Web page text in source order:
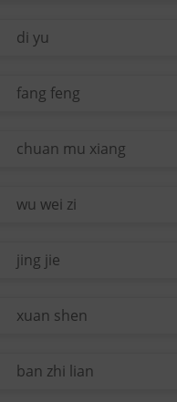
di yu
fang feng
chuan mu xiang
wu wei zi
jing jie
xuan shen
ban zhi lian